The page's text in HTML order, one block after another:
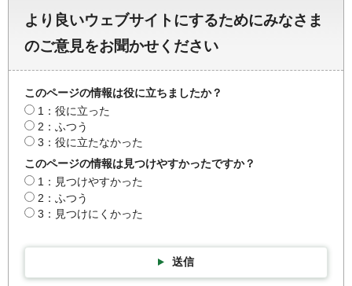
より良いウェブサイトにするためにみなさま
のご意見をお聞かせください
このページの情報は役に立ちましたか？
1：役に立った
2：ふつう
3：役に立たなかった
このページの情報は見つけやすかったですか？
1：見つけやすかった
2：ふつう
3：見つけにくかった
送信